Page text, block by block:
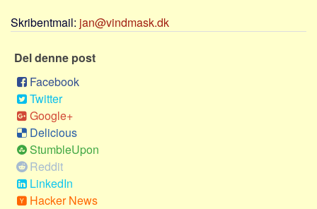
Frankrig
Norge
Thailand
Italien
Grækenland
USA
Alle
Nøgleord
Skribentmail: jan@vindmask.dk
Del denne post
Facebook
Twitter
Google+
Delicious
StumbleUpon
Reddit
LinkedIn
Hacker News